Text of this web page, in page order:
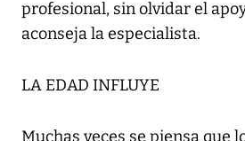
profesional, sin olvidar el
aconseja la especialista.
LA EDAD INFLUYE
Muchas veces se piensa que